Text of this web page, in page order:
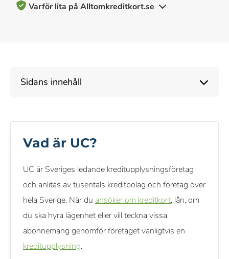
Varför lita på Alltomkreditkort.se
ekonomi
rekommendationer, kontrolleras av ett team av skribenter och
redaktörer som specialiserar sig på kreditkort. Varje skribent
och redaktör följer våra strikta riktlinjer för redaktionell integritet.
Vi får provision från vissa samarbetspartners när du ansöker
eller klickar via våra länkar. Detta gör det möjligt för oss att
erbjuda tjänsten kostnadsfritt, men påverkar inte våra
omdömen eller rekommendationer.
Sidans innehåll
Vad är UC?
UC är Sveriges ledande kreditupplysningsföretag
och anlitas av tusentals kreditbolag och företag över
hela Sverige. När du ansöker om kreditkort, lån, om
du ska hyra lägenhet eller vill teckna vissa
abonnemang genomför företaget vanligtvis en
kreditupplysning.